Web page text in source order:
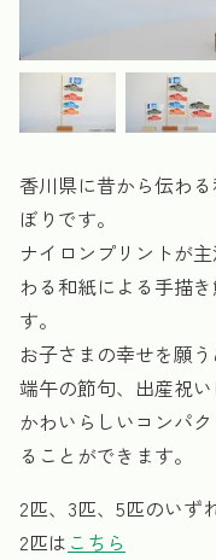
香川県に昔から伝わ
ぼりです。
ナイロンプリントが
わる和紙による手描
す。
お子さまの幸せを願
端午の節句、出産祝い
かわいらしいコンパ
ることができます。
2匹、3匹、5匹のいず
2匹は こちら